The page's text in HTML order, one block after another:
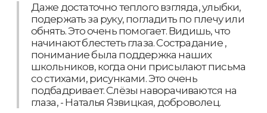
Даже достаточно теплого взгляда, улыбки,
подержать за руку, погладить по плечу или
обнять. Это очень помогает. Видишь, что
начинают блестеть глаза. Сострадание ,
понимание была поддержка наших
школьников, когда они присылают письма
со стихами, рисунками. Это очень
подбадривает. Слёзы наворачиваются на
глаза, - Наталья Язвицкая, доброволец.